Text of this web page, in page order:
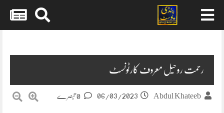
رحمت روحیل معروف کارٹونسٹ
Abdul Khateeb
06/03/2023